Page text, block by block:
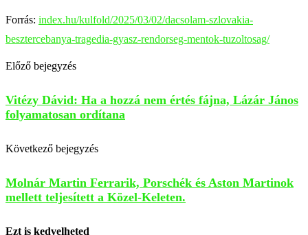
Forrás: index.hu/kulfold/2025/03/02/dacsolam-szlovakia-
besztercebanya-tragedia-gyasz-rendorseg-mentok-tuzoltosag/
Előző bejegyzés
Vitézy Dávid: Ha a hozzá nem értés fájna, Lázár János
folyamatosan ordítana
Következő bejegyzés
Molnár Martin Ferrarik, Porschék és Aston Martinok
mellett teljesített a Közel-Keleten.
Ezt is kedvelheted